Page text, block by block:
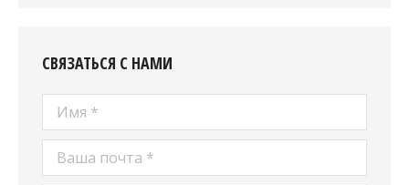
СВЯЗАТЬСЯ С НАМИ
Имя *
Ваша почта *